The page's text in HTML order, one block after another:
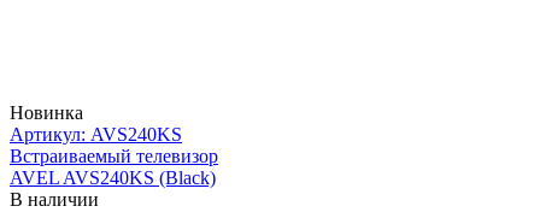
Новинка
Артикул: AVS240KS
Встраиваемый телевизор
AVEL AVS240KS (Black)
В наличии